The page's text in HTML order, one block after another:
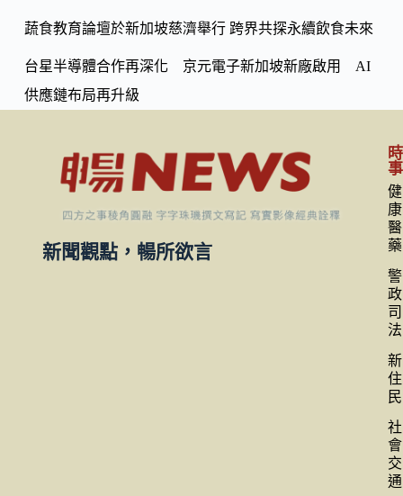
蔬食教育論壇於新加坡慈濟舉行 跨界共探永續飲食未來
台星半導體合作再深化 京元電子新加坡新廠啟用 AI
供應鏈布局再升級
新聞觀點，暢所欲言
時
事
健
康
醫
藥
警
政
司
法
新
住
民
社
會
交
通